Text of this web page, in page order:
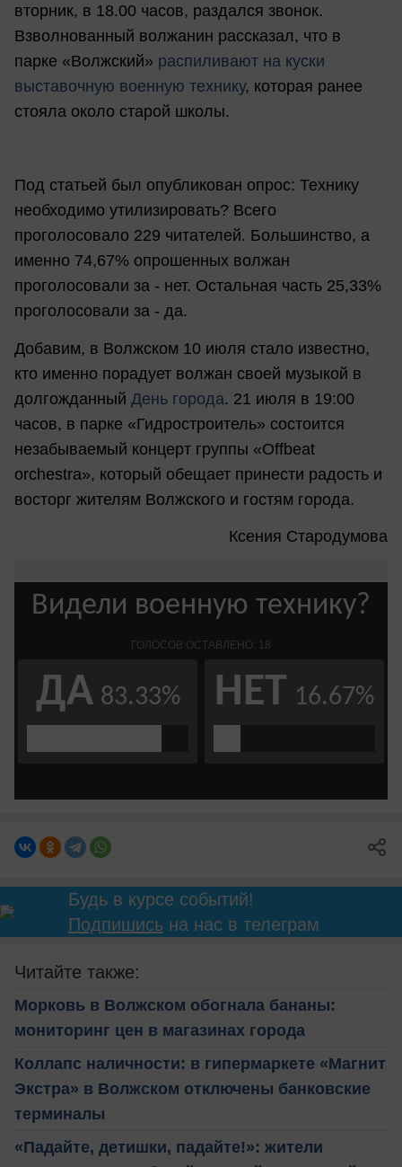
вторник, в 18.00 часов, раздался звонок.
Взволнованный волжанин рассказал, что в
парке «Волжский» распиливают на куски
выставочную военную технику, которая ранее
стояла около старой школы.
Под статьей был опубликован опрос: Технику
необходимо утилизировать? Всего
проголосовало 229 читателей. Большинство, а
именно 74,67% опрошенных волжан
проголосовали за - нет. Остальная часть 25,33%
проголосовали за - да.
Добавим, в Волжском 10 июля стало известно,
кто именно порадует волжан своей музыкой в
долгожданный День города. 21 июля в 19:00
часов, в парке «Гидростроитель» состоится
незабываемый концерт группы «Offbeat
orchestra», который обещает принести радость и
восторг жителям Волжского и гостям города.
Ксения Стародумова
Будь в курсе событий!
Подпишисьна нас в телеграм
Читайте также:
Морковь в Волжском обогнала бананы:
мониторинг цен в магазинах города
Коллапс наличности: в гипермаркете «Магнит
Экстра» в Волжском отключены банковские
терминалы
«Падайте, детишки, падайте!»: жители